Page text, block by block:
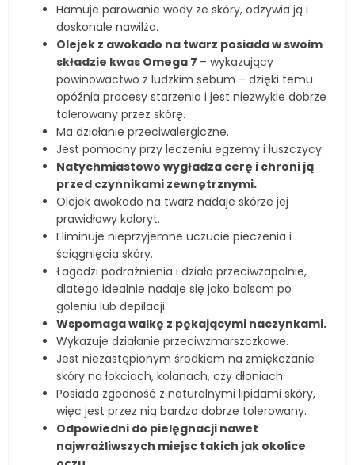
Hamuje parowanie wody ze skóry, odżywia ją i
doskonale nawilża.
Olejek z awokado na twarz posiada w swoim
składzie kwas Omega 7 – wykazujący
powinowactwo z ludzkim sebum – dzięki temu
opóźnia procesy starzenia i jest niezwykle dobrze
tolerowany przez skórę.
Ma działanie przeciwalergiczne.
Jest pomocny przy leczeniu egzemy i łuszczycy.
Natychmiastowo wygładza cerę i chroni ją
przed czynnikami zewnętrznymi.
Olejek awokado na twarz nadaje skórze jej
prawidłowy koloryt.
Eliminuje nieprzyjemne uczucie pieczenia i
ściągnięcia skóry.
Łagodzi podrażnienia i działa przeciwzapalnie,
dlatego idealnie nadaje się jako balsam po
goleniu lub depilacji.
Wspomaga walkę z pękającymi naczynkami.
Wykazuje działanie przeciwzmarszczkowe.
Jest niezastąpionym środkiem na zmiękczanie
skóry na łokciach, kolanach, czy dłoniach.
Posiada zgodność z naturalnymi lipidami skóry,
więc jest przez nią bardzo dobrze tolerowany.
Odpowiedni do pielęgnacji nawet
najwrażliwszych miejsc takich jak okolice